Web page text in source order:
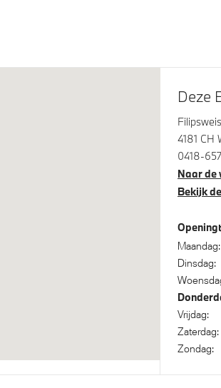
Deze
4181 CH
0418-
Naar de
Bekijk
Maandag:
Dinsdag:
Vrijdag:
Zaterdag:
Zondag: